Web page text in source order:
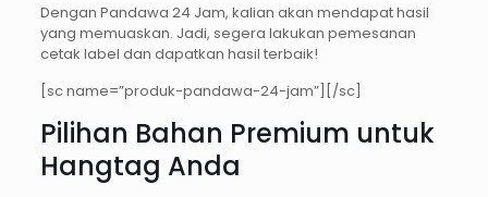
Dengan Pandawa 24 Jam, kalian akan mendapat hasil
yang memuaskan. Jadi, segera lakukan pemesanan
cetak label dan dapatkan hasil terbaik!
[sc name=”produk-pandawa-24-jam”][/sc]
Pilihan Bahan Premium untuk
Hangtag Anda